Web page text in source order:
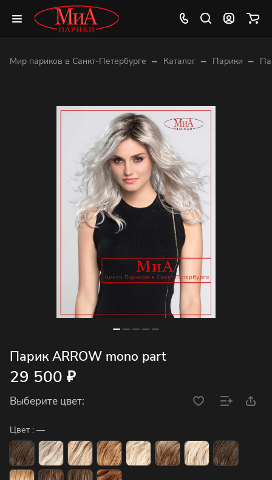
Мир париков в Санкт-Петербурге – Каталог – Парики –
Парик ARROW mono part
29 500 ₽
Выберите цвет:
Цвет : —